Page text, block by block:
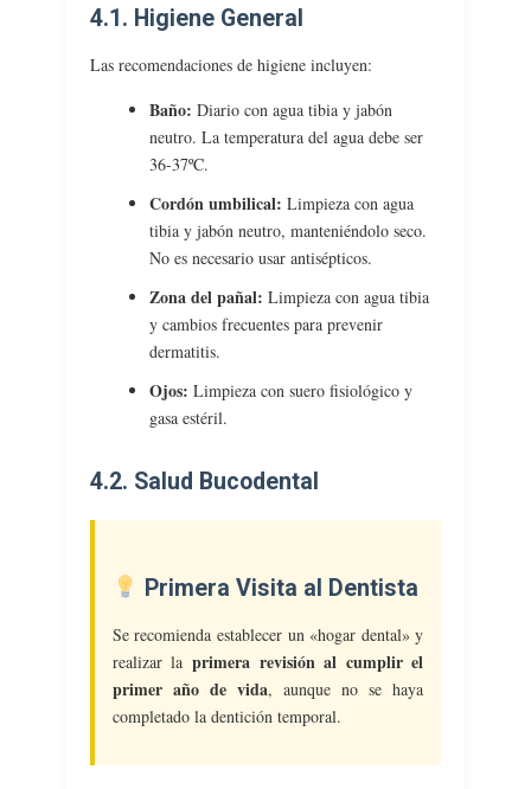
4.1. Higiene General
Las recomendaciones de higiene incluyen:
Baño: Diario con agua tibia y jabón
neutro. La temperatura del agua debe ser
36-37ºC.
Cordón umbilical: Limpieza con agua
tibia y jabón neutro, manteniéndolo seco.
No es necesario usar antisépticos.
Zona del pañal: Limpieza con agua tibia
y cambios frecuentes para prevenir
dermatitis.
Ojos: Limpieza con suero fisiológico y
gasa estéril.
4.2. Salud Bucodental
Primera Visita al Dentista
Se recomienda establecer un «hogar dental» y
realizar la primera revisión al cumplir el
primer año de vida, aunque no se haya
completado la dentición temporal.